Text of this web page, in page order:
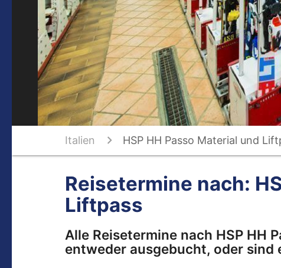
Italien HSP HH Passo Material und
Reisetermine nach:
Liftpass
Alle Reisetermine nach HSP HH
entweder ausgebucht, oder